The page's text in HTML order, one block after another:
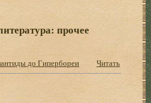
прочее
до Гипербореи Читать